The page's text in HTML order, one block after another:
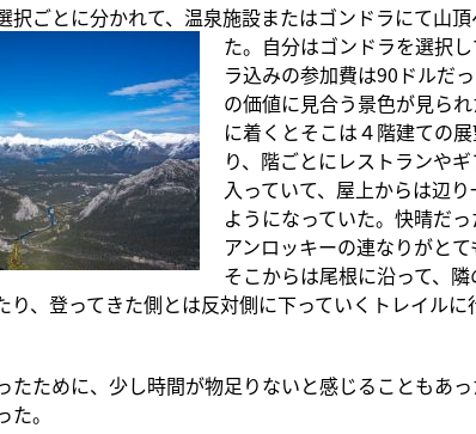
択ごとに分かれて、温泉施設またはゴンドラにて山
た。自分はゴンドラを選択し
ラ込みの参加費は90ドルだ
の価値に見合う景色が見ら
に着くとそこは４階建ての
り、階ごとにレストランや
入っていて、屋上からは辺
ようになっていた。快晴だ
アンロッキーの連なりがとて
そこからは尾根に沿って、
り、登ってきた側とは反対側に下っていくトレイルに
たために、少し時間が物足りないと感じることもあ
。